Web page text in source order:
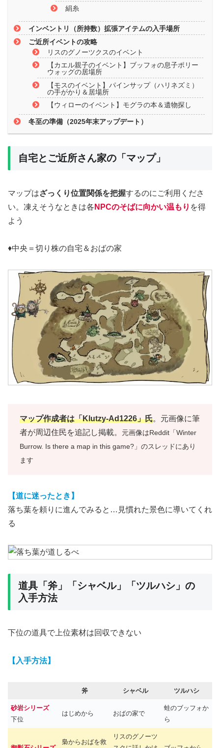
絹糸
インベントリ（所持数）拡張アイテムの入手場所
ご近所イベントの攻略
リスのグノーツクスのイベント
【カエル親子のイベント】ブッフォの息子ポリー
ウォッグの居場所
【モスのイベント】パインサップ（ハリネズミ）
の手がかり＆居場所
【ウィローのイベント】モグラの本＆遺物探し
冬至の準備（2025年末アップデート）
自宅とご近所さん家の「マップ」
マップはざっくり位置関係を把握するのにご利用くださ
い。凍えそうなときは各 NPCのそばに向かい温もり を得
よう
♦中央＝切り株の自宅＆おばの家
マップ作成者は「Klutzy-Ad1226」氏。元画像に筆
者が周辺住民を追記し掲載。 元画像はReddit「Winter
Burrow. Is there a map in this game?」のスレッドにあり
ます
【道に迷ったとき】
落ち葉を頼りに進んでみると…見慣れた景色に導いてくれ
る
道具「斧」「シャベル」「ツルハシ」の
入手方法
下位の道具で上位素材は回収できない
【入手方法】
斧 シャベル ツルハシ
砂岩シリーズ
下位
はじめから おばの家で
蛙のブッフォか
ら
梟からおばを救
リスのグノーツ